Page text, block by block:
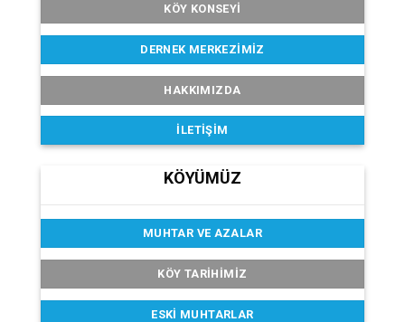
KÖY KONSEYI
DERNEK MERKEZIMIZ
HAKKIMIZDA
İLETIŞIM
KÖYÜMÜZ
MUHTAR VE AZALAR
KÖY TARIHIMIZ
ESKI MUHTARLAR